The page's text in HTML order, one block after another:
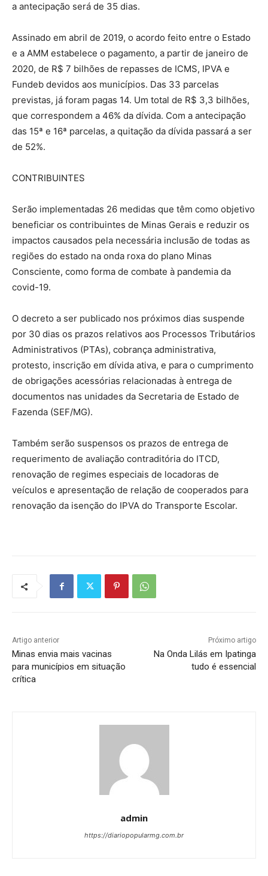
a antecipação será de 35 dias.
Assinado em abril de 2019, o acordo feito entre o Estado
e a AMM estabelece o pagamento, a partir de janeiro de
2020, de R$ 7 bilhões de repasses de ICMS, IPVA e
Fundeb devidos aos municípios. Das 33 parcelas
previstas, já foram pagas 14. Um total de R$ 3,3 bilhões,
que correspondem a 46% da dívida. Com a antecipação
das 15ª e 16ª parcelas, a quitação da dívida passará a ser
de 52%.
CONTRIBUINTES
Serão implementadas 26 medidas que têm como objetivo
beneficiar os contribuintes de Minas Gerais e reduzir os
impactos causados pela necessária inclusão de todas as
regiões do estado na onda roxa do plano Minas
Consciente, como forma de combate à pandemia da
covid-19.
O decreto a ser publicado nos próximos dias suspende
por 30 dias os prazos relativos aos Processos Tributários
Administrativos (PTAs), cobrança administrativa,
protesto, inscrição em dívida ativa, e para o cumprimento
de obrigações acessórias relacionadas à entrega de
documentos nas unidades da Secretaria de Estado de
Fazenda (SEF/MG).
Também serão suspensos os prazos de entrega de
requerimento de avaliação contraditória do ITCD,
renovação de regimes especiais de locadoras de
veículos e apresentação de relação de cooperados para
renovação da isenção do IPVA do Transporte Escolar.
Artigo anterior
Minas envia mais vacinas
para municípios em situação
crítica
Próximo artigo
Na Onda Lilás em Ipatinga
tudo é essencial
admin
https://diariopopularmg.com.br